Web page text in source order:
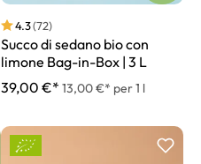
4.3(72)
Succo di sedano bio con
limone Bag-in-Box | 3 L
39,00 €* 13,00 €* per 1 l